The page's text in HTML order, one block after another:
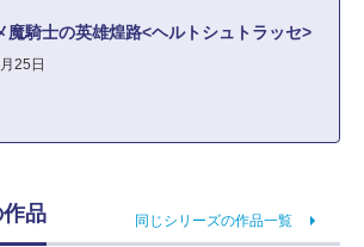
魔騎士の英雄煌路<ヘルトシュトラッセ>
25日
品 同じシリーズの作品一覧